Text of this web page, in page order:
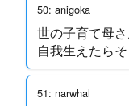
50: anigoka
世の子育て母
自我生えたら
51: narwhal